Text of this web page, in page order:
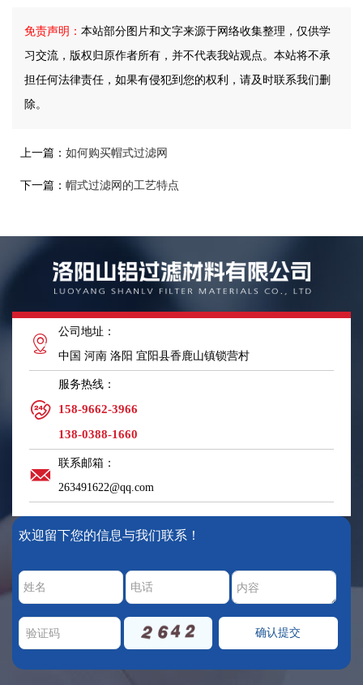
免责声明： 本站部分图片和文字来源于网络收集整理，仅供学
习交流，版权归原作者所有，并不代表我站观点。本站将不承
担任何法律责任，如果有侵犯到您的权利，请及时联系我们删
除。
上一篇： 如何购买帽式过滤网
下一篇： 帽式过滤网的工艺特点
公司地址：
中国 河南 洛阳 宜阳县香鹿山镇锁营村
服务热线：
158-9662-3966
138-0388-1660
联系邮箱：
263491622@qq.com
欢迎留下您的信息与我们联系！